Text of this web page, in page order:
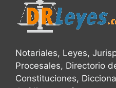
Notariales, Leyes,
Procesales, Directorio
Constituciones,